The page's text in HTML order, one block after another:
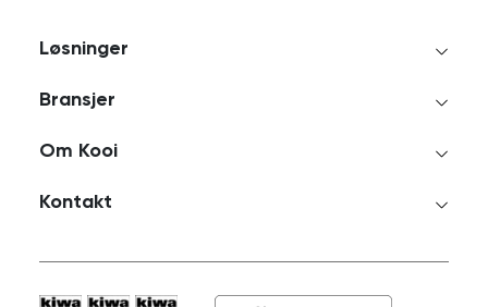
Løsninger
Bransjer
Om Kooi
Kontakt